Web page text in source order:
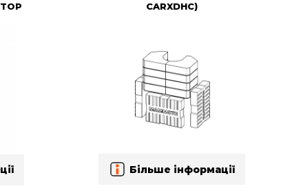
CARXDHC)
Більше інформації